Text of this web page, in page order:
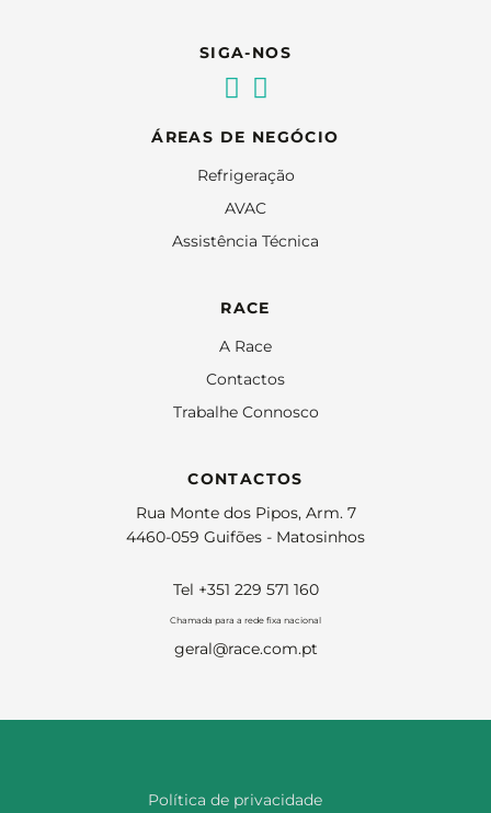
SIGA-NOS
ÁREAS DE NEGÓCIO
Refrigeração
AVAC
Assistência Técnica
RACE
A Race
Contactos
Trabalhe Connosco
CONTACTOS
Rua Monte dos Pipos, Arm. 7
4460-059 Guifões - Matosinhos
Tel +351 229 571 160
Chamada para a rede fixa nacional
geral@race.com.pt
Política de privacidade